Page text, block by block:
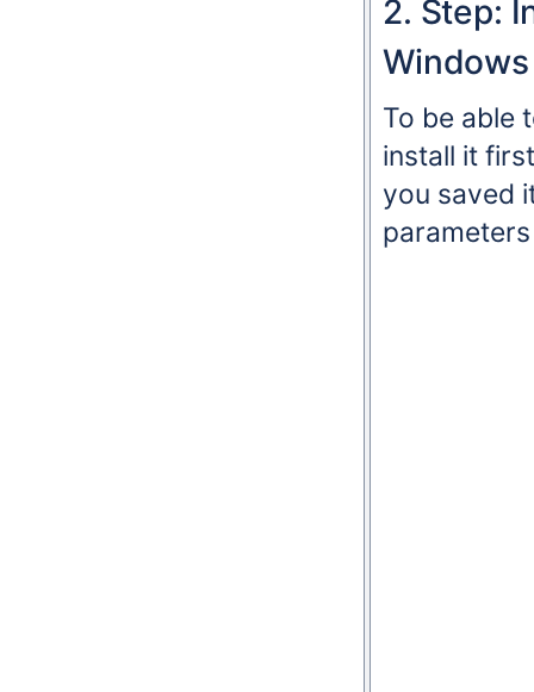
2. Step:
To be able
install it
you saved